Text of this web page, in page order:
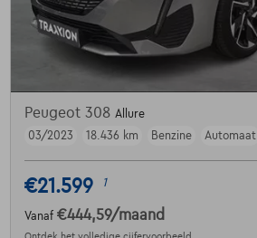
Peugeot 308 Allure
03/2023
18.436 km Benzine Automaat
€21.599 1
Vanaf €444,59/maand